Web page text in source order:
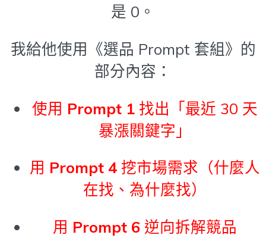
是 0。
我給他使用《選品 Prompt 套組》的
部分內容：
使用 Prompt 1 找出「最近 30 天
暴漲關鍵字」
用 Prompt 4 挖市場需求（什麼人
在找、為什麼找）
用 Prompt 6 逆向拆解競品